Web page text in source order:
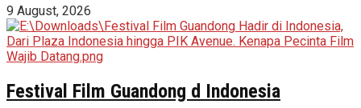
9 August, 2026
Festival Film Guandong d Indonesia